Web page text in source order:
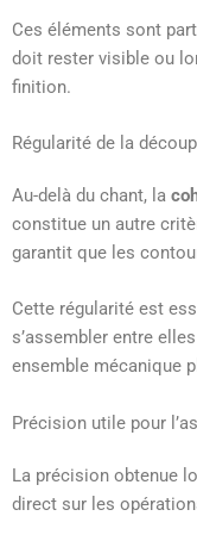
Ces éléments sont
doit rester visible ou
finition.
Régularité de la
Au-delà du chant, la
constitue un autre
garantit que les
Cette régularité est
s’assembler entre
ensemble mécanique
Précision utile pour
La précision obtenue
direct sur les